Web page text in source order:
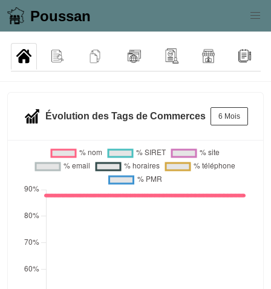
Poussan
Évolution des Tags de Commerces 6 Mois